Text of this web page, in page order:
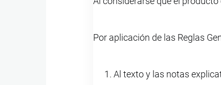
Por aplicación de las Reglas
Al texto y las notas